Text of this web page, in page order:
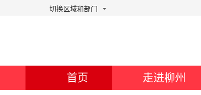
切换区域和部门
首页 走进柳州